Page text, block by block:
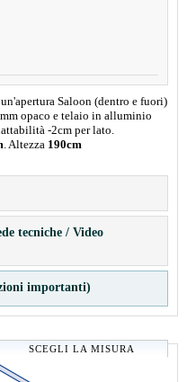
Saloon (dentro e fuori)
opaco e telaio in alluminio
-2cm per lato.
. Altezza 190cm
tecniche / Video
importanti)
SCEGLI LA MISURA